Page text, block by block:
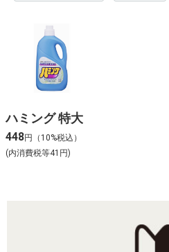
ハミング 特大
448円（10%税込）
(内消費税等41円)